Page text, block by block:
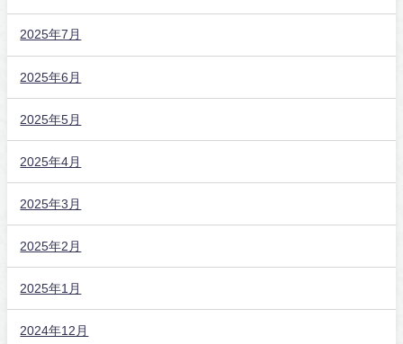
2025年7月
2025年6月
2025年5月
2025年4月
2025年3月
2025年2月
2025年1月
2024年12月